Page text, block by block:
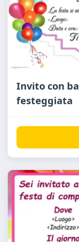
Invito con
festeggiata